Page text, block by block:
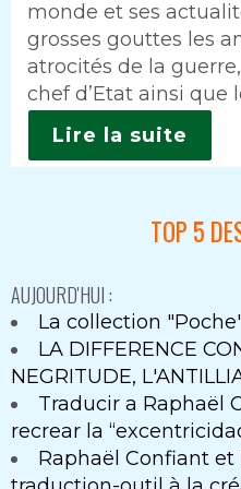
monde et ses
grosses gouttes les
atrocités de la
chef d’Etat ainsi que
Lire la suite
TOP 5
AUJOURD'HUI :
La collection
LA DIFFERENCE
NEGRITUDE,
Traducir a Raphaël
recrear la
Raphaël Confiant et